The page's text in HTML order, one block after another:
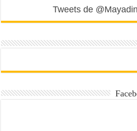
Tweets de